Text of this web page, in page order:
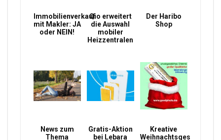
Immobilienverkauf
mit Makler: JA
oder NEIN!
Qio erweitert
die Auswahl
mobiler
Heizzentralen
Der Haribo
Shop
News zum
Thema
Gratis-Aktion
bei Lebara
Kreative
Weihnachtsgeschenke